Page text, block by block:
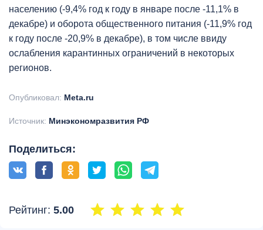
населению (-9,4% год к году в январе после -11,1% в
декабре) и оборота общественного питания (-11,9% год
к году после -20,9% в декабре), в том числе ввиду
ослабления карантинных ограничений в некоторых
регионов.
Опубликовал: Meta.ru
Источник: Минэкономразвития РФ
Поделиться:
Рейтинг: 5.00